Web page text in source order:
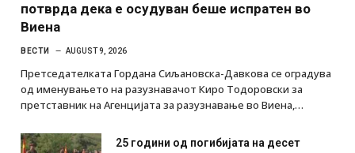
потврда дека е осудуван беше испратен во
Виена
ВЕСТИ AUGUST 9, 2026
Претседателката Гордана Сиљановска-Давкова се оградува
од именувањето на разузнавачот Киро Тодоровски за
претставник на Агенцијата за разузнавање во Виена,…
25 години од погибијата на десет